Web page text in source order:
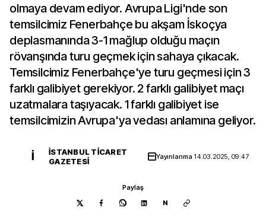
olmaya devam ediyor. Avrupa Ligi'nde son
temsilcimiz Fenerbahçe bu akşam İskoçya
deplasmanında 3-1 mağlup olduğu maçın
rövanşında turu geçmek için sahaya çıkacak.
Temsilcimiz Fenerbahçe'ye turu geçmesi için 3
farklı galibiyet gerekiyor. 2 farklı galibiyet maçı
uzatmalara taşıyacak. 1 farklı galibiyet ise
temsilcimizin Avrupa'ya vedası anlamına geliyor.
İ
İSTANBUL TICARET
GAZETESI
Yayınlanma 14.03.2025, 09:47
Paylaş
N